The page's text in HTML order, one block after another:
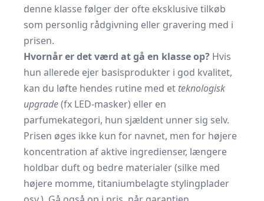
denne klasse følger der ofte eksklusive tilkøb
som personlig rådgivning eller gravering med i
prisen.
Hvornår er det værd at gå en klasse op? Hvis
hun allerede ejer basisprodukter i god kvalitet,
kan du løfte hendes rutine med et teknologisk
upgrade(fx LED-masker) eller en
parfumekategori, hun sjældent unner sig selv.
Prisen øges ikke kun for navnet, men for højere
koncentration af aktive ingredienser, længere
holdbar duft og bedre materialer (silke med
højere momme, titaniumbelagte stylingplader